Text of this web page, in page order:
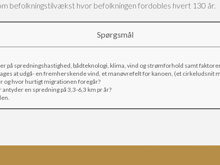
befolkningstilvækst hvor befolkningen fordobles hvert 130 år.
Spørgsmål
på spredningshastighed, bådteknologi, klima, vind og strømforhold samt
at udgå- en fremherskende vind, et manøvrefelt for kanoen, (et cirkeludsnit
og hvor hurtigt migrationen foregår?
en spredning på 3,3-6,3 km pr år?